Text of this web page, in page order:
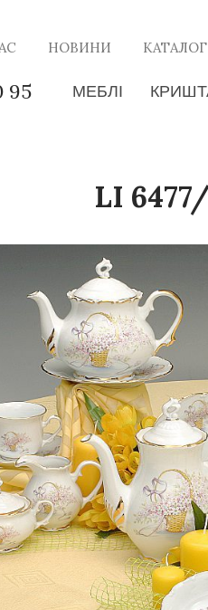
НОВИНИ КАТАЛОГ
95 МЕБЛІ
LI